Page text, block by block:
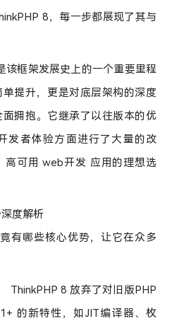
8，每一步都展现了其与
该框架发展史上的一个重要里程
提升，更是对底层架构的深度
拥抱。它继承了以往版本的优
发者体验方面进行了大量的改
高可用 web开发 应用的理想选
度解析
有哪些核心优势，让它在众多
ThinkPHP 8 放弃了对旧版PHP
的新特性，如JIT编译器、枚